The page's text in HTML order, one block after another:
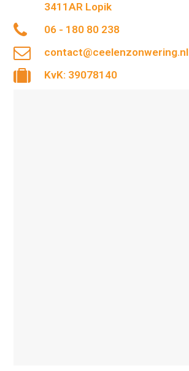
3411AR Lopik
06 - 180 80 238
contact@ceelenzonwering.nl
KvK: 39078140